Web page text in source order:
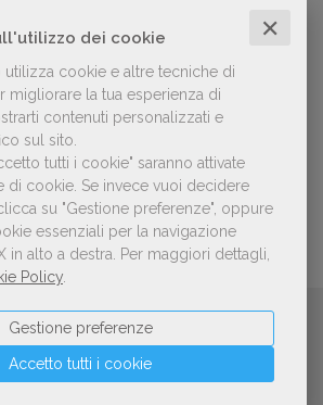
dei cookie ✕
utilizza cookie e altre tecniche di
migliorare la tua esperienza di
contenuti personalizzati e
sul sito.
tutti i cookie" saranno attivate
di cookie. Se invece vuoi decidere
su "Gestione preferenze", oppure
essenziali per la navigazione
in alto a destra.
Per maggiori dettagli,
Policy
Accetto tutti i cookie
Gestione preferenze
le adesioni alla collettiva italiana
China Shanghai International
Book Fair 2026. Candidature
il 21 luglio 2026